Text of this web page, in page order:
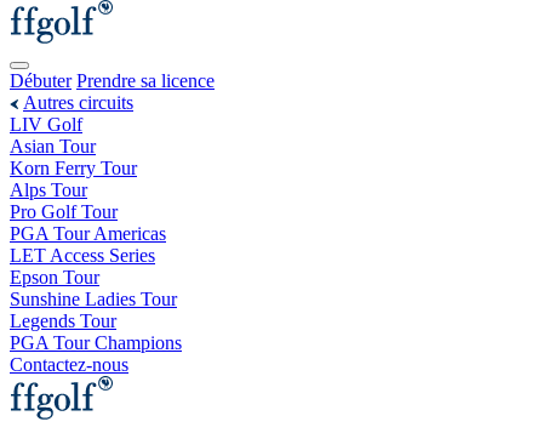
Débuter Prendre sa licence
Autres circuits
LIV Golf
Asian Tour
Korn Ferry Tour
Alps Tour
Pro Golf Tour
PGA Tour Americas
LET Access Series
Epson Tour
Sunshine Ladies Tour
Legends Tour
PGA Tour Champions
Contactez-nous